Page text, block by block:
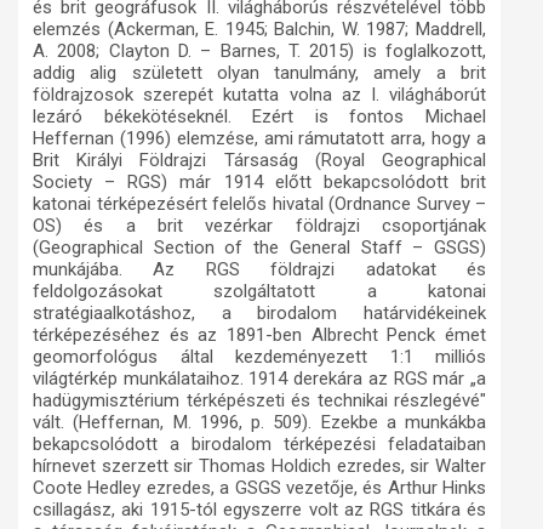
és brit geográfusok II. világháborús részvételével több
elemzés (Ackerman, E. 1945; Balchin, W. 1987; Maddrell,
A. 2008; Clayton D. – Barnes, T. 2015) is foglalkozott,
addig alig született olyan tanulmány, amely a brit
földrajzosok szerepét kutatta volna az I. világháborút
lezáró békekötéseknél. Ezért is fontos Michael
Heffernan (1996) elemzése, ami rámutatott arra, hogy a
Brit Királyi Földrajzi Társaság (Royal Geographical
Society – RGS) már 1914 előtt bekapcsolódott brit
katonai térképezésért felelős hivatal (Ordnance Survey –
OS) és a brit vezérkar földrajzi csoportjának
(Geographical Section of the General Staff – GSGS)
munkájába. Az RGS földrajzi adatokat és
feldolgozásokat szolgáltatott a katonai
stratégiaalkotáshoz, a birodalom határvidékeinek
térképezéséhez és az 1891-ben Albrecht Penck émet
geomorfológus által kezdeményezett 1:1 milliós
világtérkép munkálataihoz. 1914 derekára az RGS már „a
hadügymisztérium térképészeti és technikai részlegévé"
vált. (Heffernan, M. 1996, p. 509). Ezekbe a munkákba
bekapcsolódott a birodalom térképezési feladataiban
hírnevet szerzett sir Thomas Holdich ezredes, sir Walter
Coote Hedley ezredes, a GSGS vezetője, és Arthur Hinks
csillagász, aki 1915-tól egyszerre volt az RGS titkára és